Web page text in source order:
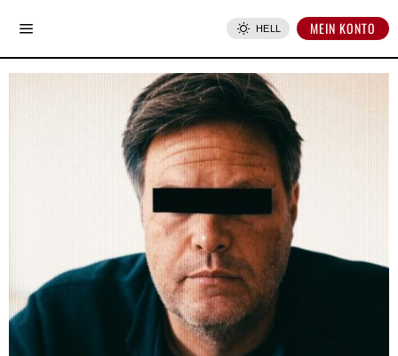
HELL MEIN KONTO